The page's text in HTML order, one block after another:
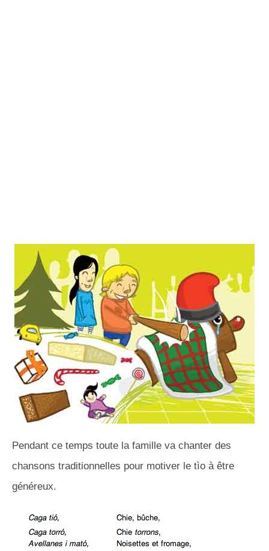
Pendant ce temps toute la famille va chanter des
chansons traditionnelles pour motiver le tìo à être
généreux.